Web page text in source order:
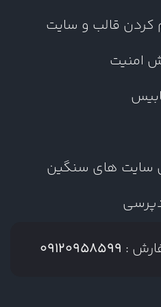
کردن قالب و سایت
امنیت
های سنگین
:
09120958599